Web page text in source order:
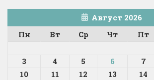
Август 2026
Пн
Вт Ср Чт Пт
3
4 5 6 7
10
11 12 13 14